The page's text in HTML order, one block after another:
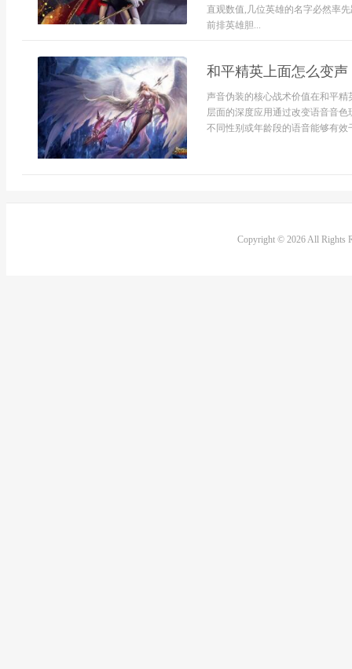
直观数值,几位英雄的名字必然率
前排英雄胆...
和平精英上面怎么变
声音伪装的核心战术价值在和平
层面的深度应用通过改变语音音
不同性别或年龄段的语音能够有
Copyright © 2026 All Rights